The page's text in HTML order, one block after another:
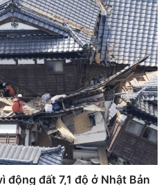
động đất 7,1 độ ở Nhật Bản